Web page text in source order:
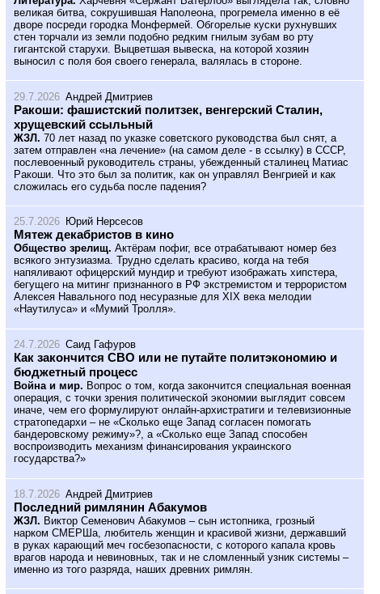
великая битва, сокрушившая Наполеона, прогремела именно в её
дворе посреди городка Монфермей. Обгорелые куски рухнувших
стен торчали из земли подобно редким гнилым зубам во рту
гигантской старухи. Выцветшая вывеска, на которой хозяин
выносил с поля боя своего генерала, валялась в стороне.
29.7.2026 Андрей Дмитриев
Ракоши: фашистский политзек, венгерский Сталин,
хрущевский ссыльный
ЖЗЛ. 70 лет назад по указке советского руководства был снят, а
затем отправлен «на лечение» (на самом деле - в ссылку) в СССР,
послевоенный руководитель страны, убежденный сталинец Матиас
Ракоши. Что это был за политик, как он управлял Венгрией и как
сложилась его судьба после падения?
25.7.2026 Юрий Нерсесов
Мятеж декабристов в кино
Общество зрелищ. Актёрам пофиг, все отрабатывают номер без
всякого энтузиазма. Трудно сделать красиво, когда на тебя
напяливают офицерский мундир и требуют изображать хипстера,
бегущего на митинг признанного в РФ экстремистом и террористом
Алексея Навального под несуразные для XIX века мелодии
«Наутилуса» и «Мумий Тролля».
24.7.2026 Саид Гафуров
Как закончится СВО или не путайте политэкономию и
бюджетный процесс
Война и мир. Вопрос о том, когда закончится специальная военная
операция, с точки зрения политической экономии выглядит совсем
иначе, чем его формулируют онлайн-архистратиги и телевизионные
стратопедархи – не «Сколько еще Запад согласен помогать
бандеровскому режиму»?, а «Сколько еще Запад способен
воспроизводить механизм финансирования украинского
государства?»
18.7.2026 Андрей Дмитриев
Последний римлянин Абакумов
ЖЗЛ. Виктор Семенович Абакумов – сын истопника, грозный
нарком СМЕРШа, любитель женщин и красивой жизни, державший
в руках карающий меч госбезопасности, с которого капала кровь
врагов народа и невиновных, так и не сломленный узник системы –
именно из того разряда, наших древних римлян.